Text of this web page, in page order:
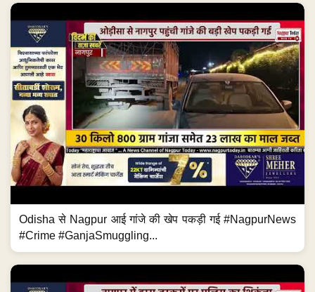
Odisha से Nagpur आई गांजे की खेप पकड़ी गई #NagpurNews
#Crime #GanjaSmuggling...